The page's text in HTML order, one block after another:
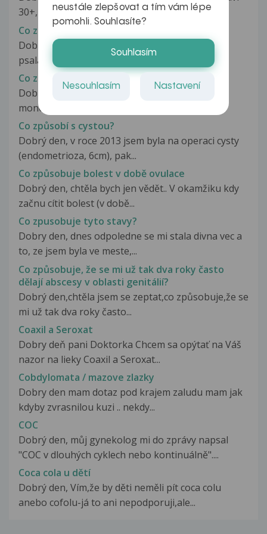
30+, zašla jsem si na odběr...
Co znamenají výsledky krve
Dobrý den paní doktorko už jsem vám vícekrát
psala aby jste mi poradila a potřebovala...
Co znamenaji vysledky??
Dobry den, co znamenaji tyto vysledky?? B-
monocyty 0.209 ( misto 0.02-0.120)...
Co způsobí s cystou?
Dobrý den, v roce 2013 jsem byla na operaci cysty
(endometrioza, 6cm), pak...
Co způsobuje bolest v době ovulace
Dobrý den, chtěla bych jen vědět.. V okamžiku kdy
začnu cítit bolest (v době...
Co zpusobuje tyto stavy?
Dobry den, dnes odpoledne se mi stala divna vec a
to, ze jsem byla ve meste,...
Co způsobuje, že se mi už tak dva roky často
dělají abscesy v oblasti genitálií?
Dobrý den,chtěla jsem se zeptat,co způsobuje,že se
mi už tak dva roky často...
Coaxil a Seroxat
Dobry deň pani Doktorka Chcem sa opýtať na Váš
nazor na lieky Coaxil a Seroxat...
Cobdylomata / mazove zlazky
Dobry den mam dotaz pod krajem zaludu mam jak
kdyby zvrasnilou kuzi .. nekdy...
COC
Dobrý den, můj gynekolog mi do zprávy napsal
"COC v dlouhých cyklech nebo kontinuálně"....
Coca cola u dětí
Dobrý den, Vím,že by děti neměli pít coca colu
anebo cofolu-já to ani nepodporuji,ale...
neustále zlepšovat a tím vám lépe
pomohli. Souhlasíte?
Souhlasím
Nesouhlasím Nastavení